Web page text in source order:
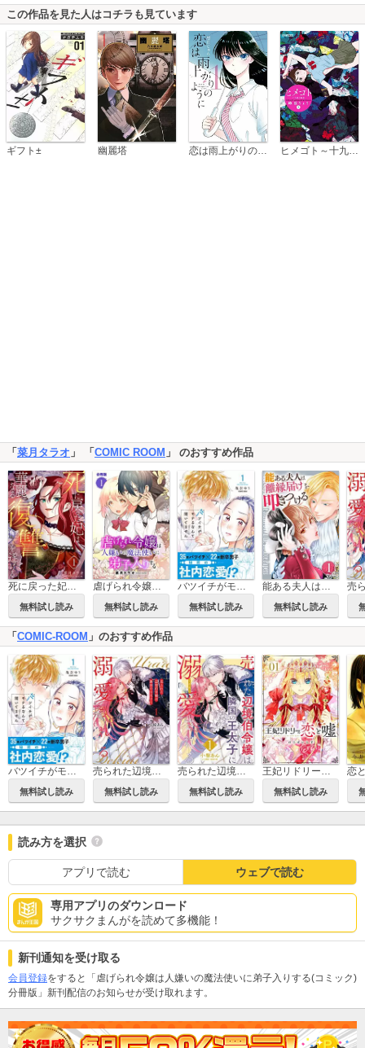
この作品を見た人はコチラも見ています
ギフト± 幽麗塔 ヒメゴト～十九歳の制服～
「菜月タラオ 」 「COMIC ROOM 」 のおすすめ作品
死に戻った妃は華麗なる復讐を遂げる
無料試し読み
虐げられ令嬢は人嫌いの魔法使いに弟子入りする(コミック) 合冊版
無料試し読み
バツイチがモテるなんて聞いてません【コミックス版】
無料試し読み
能ある夫人は離縁届けを叩きつける
無料試し読み
「 COMIC-ROOM 」のおすすめ作品
バツイチがモテるなんて聞いてません【コミックス版】
無料試し読み
売られた辺境伯令嬢は隣国の王太子に溺愛される【コミックス版】
無料試し読み
売られた辺境伯令嬢は隣国の王太子に溺愛される
無料試し読み
王妃リドリーの恋と嘘 分冊版
無料試し読み
恋
読み方を選択
アプリで読む ウェブで読む
専用アプリのダウンロード
サクサクまんがを読めて多機能！
新刊通知を受け取る
会員登録をすると「虐げられ令嬢は人嫌いの魔法使いに弟子入りする(コミック)
分冊版」新刊配信のお知らせが受け取れます。